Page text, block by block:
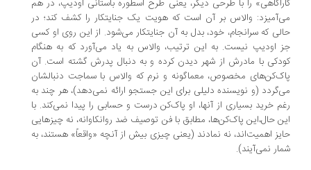
را با طرحی دیگر،‌ یعنی طرح اسطوره باستانی اودیپ، در هم
والاس بر آن است که هویت یک جنایتکار را کشف کند؛ در
که سرانجام، خود، بدل به آن جنایتکار می‌شود. از این روی او کسی
اودیپ نیست. به این ترتیب،‌ والاس به یاد می‌آورد که به هنگام
با مادرش از شهر دیدن کرده و به دنبال پدرش گشته است. آن
مخصوص،‌ معماگونه و نرم که والاس با سماجت دنبالشان
(و نویسنده دلیلی برای این جستجو ارائه نمی‌دهد)، هر چند به
خرید بسیاری از آنها،‌ او پاک‌کن درست و حسابی را پیدا نمی‌کند. با
حال،‌این پاک‌کن‌ها،‌ مطابق با فن توصیف ضد روانکاوانه، نه چیزهایی
اهمیت‌اند، نه نمادند‌ (یعنی چیزی بیش از آنچه «واقعاً» هستند، به
نمی‌آیند).